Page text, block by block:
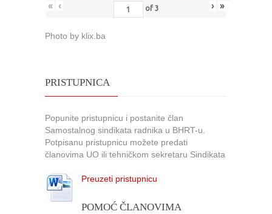
« ‹ of 3 › »
Photo by klix.ba
PRISTUPNICA
Popunite pristupnicu i postanite član
Samostalnog sindikata radnika u BHRT-u.
Potpisanu pristupnicu možete predati
članovima UO ili tehničkom sekretaru Sindikata
Preuzeti pristupnicu
POMOĆ ČLANOVIMA